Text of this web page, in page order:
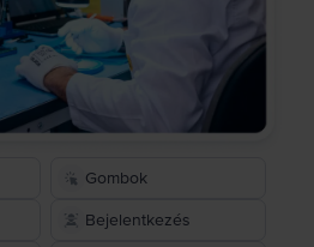
Gombok
Bejelentkezés